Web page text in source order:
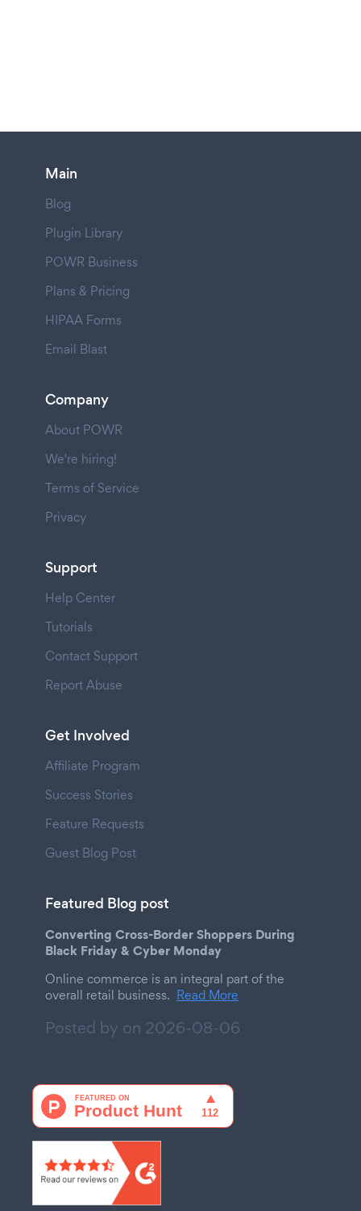
Main
Blog
Plugin Library
POWR Business
Plans & Pricing
HIPAA Forms
Email Blast
Company
About POWR
We're hiring!
Terms of Service
Privacy
Support
Help Center
Tutorials
Contact Support
Report Abuse
Get Involved
Affiliate Program
Success Stories
Feature Requests
Guest Blog Post
Featured Blog post
Converting Cross-Border Shoppers During
Black Friday & Cyber Monday
Online commerce is an integral part of the
overall retail business. Read More
Posted by on 2026-08-06